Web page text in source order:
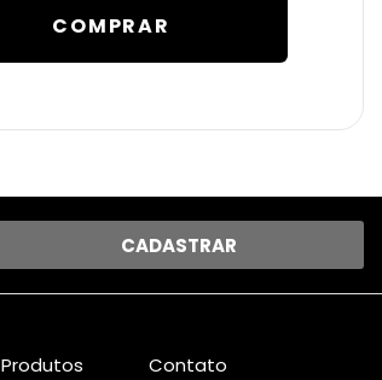
COMPRAR
CADASTRAR
Produtos Contato